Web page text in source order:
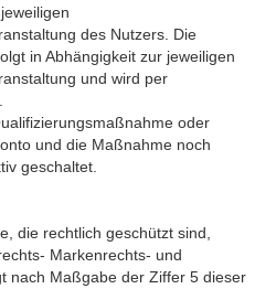
des Nutzers. Die
in Abhängigkeit zur jeweiligen
und wird per
oder
und die Maßnahme noch
geschaltet.
die rechtlich geschützt sind,
Markenrechts- und
nach Maßgabe der Ziffer 5 dieser